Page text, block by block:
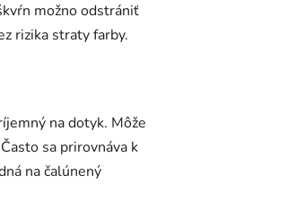
možno odstrániť
rizika straty farby.
na dotyk. Môže
sa prirovnáva k
na čalúnený